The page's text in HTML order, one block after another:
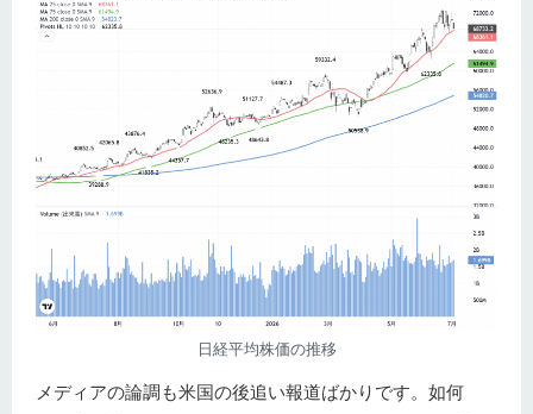
日経平均株価の推移
メディアの論調も米国の後追い報道ばかりです。如何